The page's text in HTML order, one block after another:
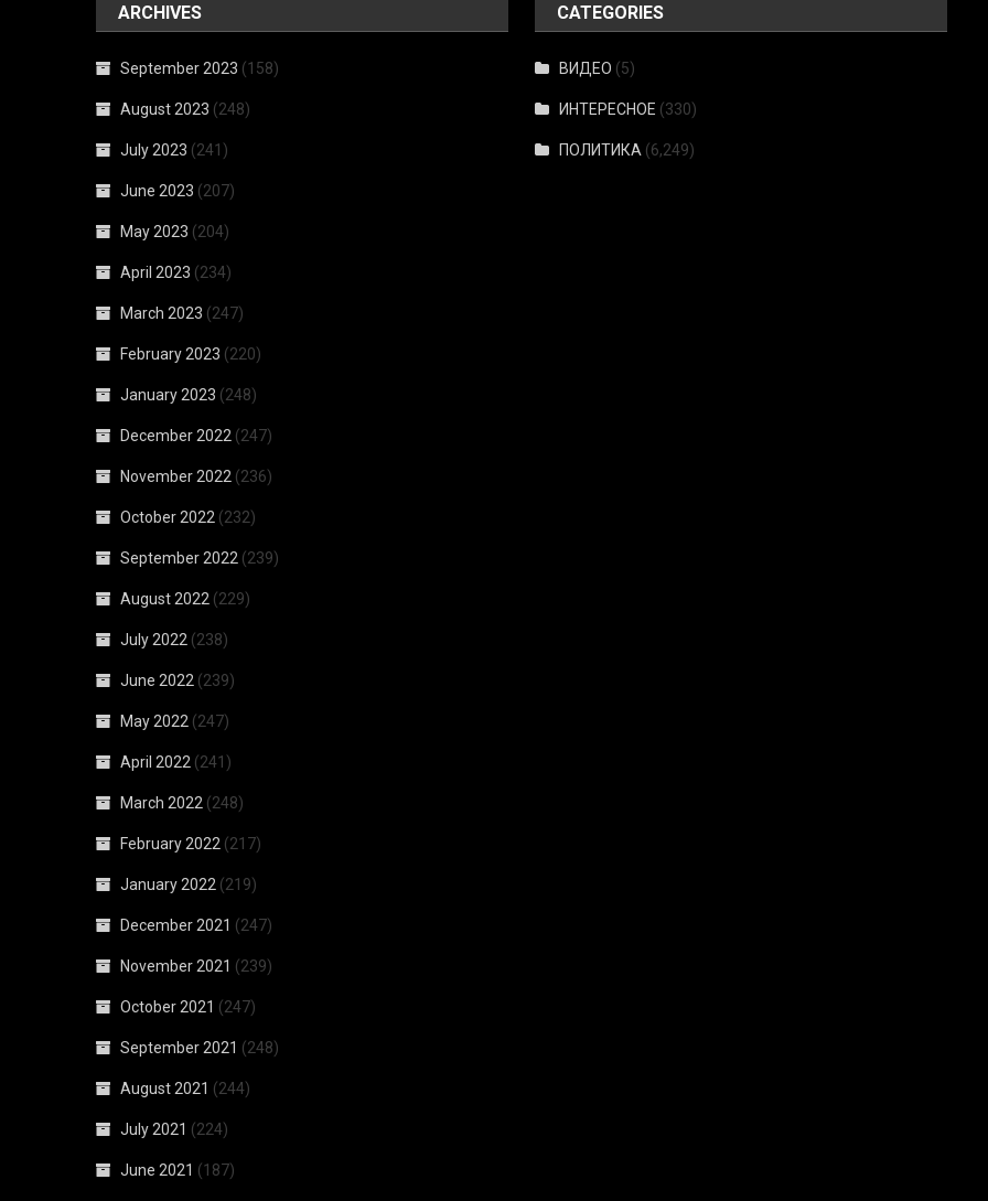
ARCHIVES
September 2023 (158)
August 2023 (248)
July 2023 (241)
June 2023 (207)
May 2023 (204)
April 2023 (234)
March 2023 (247)
February 2023 (220)
January 2023 (248)
December 2022 (247)
November 2022 (236)
October 2022 (232)
September 2022 (239)
August 2022 (229)
July 2022 (238)
June 2022 (239)
May 2022 (247)
April 2022 (241)
March 2022 (248)
February 2022 (217)
January 2022 (219)
December 2021 (247)
November 2021 (239)
October 2021 (247)
September 2021 (248)
August 2021 (244)
July 2021 (224)
June 2021 (187)
CATEGORIES
ВИДЕО (5)
ИНТЕРЕСНОЕ (330)
ПОЛИТИКА (6,249)